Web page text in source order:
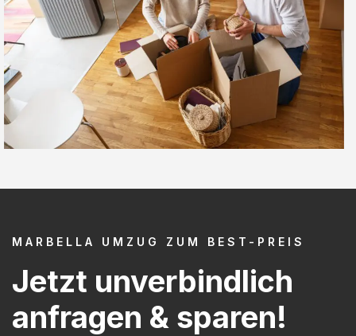
MARBELLA UMZUG ZUM BEST-PREIS
Jetzt unverbindlich
anfragen & sparen!